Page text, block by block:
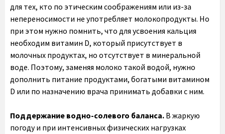
для тех, кто по этическим соображениям или из-за
непереносимости не употребляет молокопродукты. Но
при этом нужно помнить, что для усвоения кальция
необходим витамин D, который присутствует в
молочных продуктах, но отсутствует в минеральной
воде. Поэтому, заменяя молоко такой водой, нужно
дополнить питание продуктами, богатыми витамином
D или по назначению врача принимать добавки с ним.
Поддержание водно-солевого баланса. В жаркую
погоду и при интенсивных физических нагрузках